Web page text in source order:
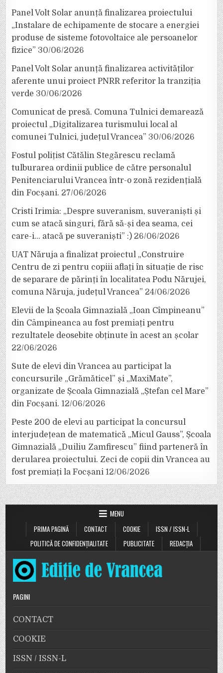
Panel Volt Solar anunță finalizarea proiectului
„Instalare de echipamente de stocare a energiei
produse de sisteme fotovoltaice ale persoanelor
fizice” 30/06/2026
Panel Volt Solar anunță finalizarea activităților
aferente unui proiect PNRR referitor la tranziția
verde 30/06/2026
Comunicat de presă. Comuna Tulnici demarează
proiectul „Digitalizarea turismului local al
comunei Tulnici, județul Vrancea” 30/06/2026
Fostul polițist Cătălin Stegărescu reclamă
tulburarea ordinii publice de către personalul
Penitenciarului Vrancea într-o zonă rezidențială
din Focșani. 27/06/2026
Cristi Irimia: „Despre suveranism, suveraniști și
cum se atacă singuri, fără să-și dea seama, cei
care-i… atacă pe suveraniști” :) 26/06/2026
UAT Năruja a finalizat proiectul „Construire
Centru de zi pentru copiii aflați în situație de risc
de separare de părinți în localitatea Podu Nărujei,
comuna Năruja, județul Vrancea” 24/06/2026
Elevii de la Școala Gimnazială „Ioan Cîmpineanu”
din Câmpineanca au fost premiați pentru
rezultatele deosebite obținute în acest an școlar
22/06/2026
Sute de elevi din Vrancea au participat la
concursurile „Grămăticel” și „MaxiMate”,
organizate de Școala Gimnazială „Ștefan cel Mare”
din Focșani. 12/06/2026
Peste 200 de elevi au participat la concursul
interjudețean de matematică „Micul Gauss”, Școala
Gimnazială „Duiliu Zamfirescu” fiind parteneră în
derularea proiectului. Zeci de copii din Vrancea au
fost premiați la Focșani 12/06/2026
MENU
PRIMA PAGINĂ
CONTACT COOKIE
ISSN / ISSN-L
POLITICĂ DE CONFIDENȚIALITATE
PUBLICITATE REDACȚIA
PAGINI
CONTACT
COOKIE
ISSN / ISSN-L